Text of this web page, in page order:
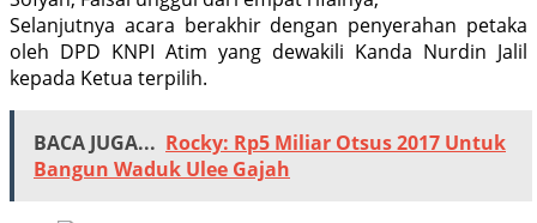
Selanjutnya acara berakhir dengan penyerahan petaka
oleh DPD KNPI Atim yang dewakili Kanda Nurdin Jalil
kepada Ketua terpilih.
BACA JUGA... Rocky: Rp5 Miliar Otsus 2017 Untuk
Bangun Waduk Ulee Gajah